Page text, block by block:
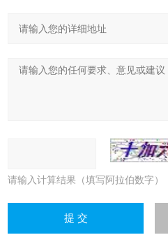
请输入计算结果（填写阿拉伯数字）